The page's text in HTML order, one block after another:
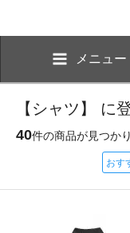
メニュー
【シャツ】 に
40件の商品が見つか
おす